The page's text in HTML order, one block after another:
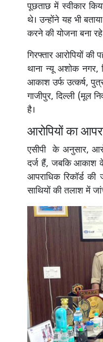
पूछताछ में स्वीकार
थे। उन्होंने यह भी
करने की योजना बना
गिरफ्तार आरोपियों
थाना न्यू अशोक नगर,
आकाश उर्फ उत्कर्ष,
गाजीपुर, दिल्ली (मूल
है।
आरोपियों का
एसीपी के अनुसार,
दर्ज हैं, जबकि आकाश
आपराधिक रिकॉर्ड की
साथियों की तलाश में